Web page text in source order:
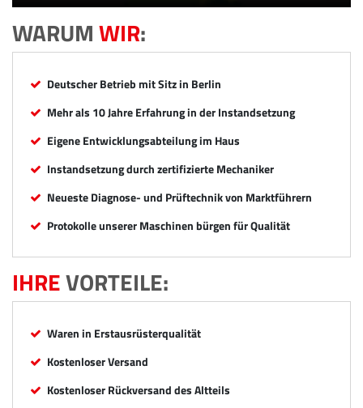
WARUMWIR:
Deutscher Betrieb mit Sitz in Berlin
Mehr als 10 Jahre Erfahrung in der Instandsetzung
Eigene Entwicklungsabteilung im Haus
Instandsetzung durch zertifizierte Mechaniker
Neueste Diagnose- und Prüftechnik von Marktführern
Protokolle unserer Maschinen bürgen für Qualität
IHREVORTEILE:
Waren in Erstausrüsterqualität
Kostenloser Versand
Kostenloser Rückversand des Altteils